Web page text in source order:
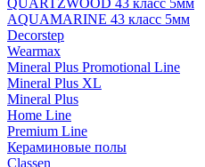
QUARTZWOOD 43 класс 5мм
AQUAMARINE 43 класс 5мм
Decorstep
Wearmax
Mineral Plus Promotional Line
Mineral Plus XL
Mineral Plus
Home Line
Premium Line
Кераминовые полы
Classen